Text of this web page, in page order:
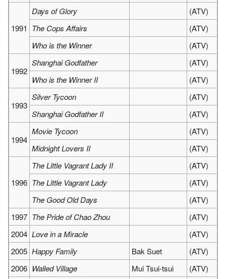
1991
Days of Glory
(ATV)
The Cops Affairs
(ATV)
Who is the Winner
(ATV)
1992
Shanghai Godfather
(ATV)
Who is the Winner II
(ATV)
1993
Silver Tycoon
(ATV)
Shanghai Godfather II
(ATV)
1994
Movie Tycoon
(ATV)
Midnight Lovers II
(ATV)
1996
The Little Vagrant Lady II
(ATV)
The Little Vagrant Lady
(ATV)
The Good Old Days
(ATV)
1997 The Pride of Chao Zhou
(ATV)
2004 Love in a Miracle
(ATV)
2005 Happy Family Bak Suet
(ATV)
2006 Walled Village Mui Tsui-tsui
(ATV)